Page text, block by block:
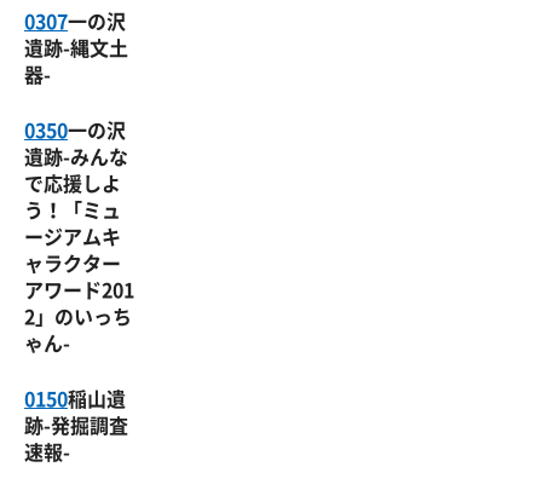
0307一の沢
遺跡-縄文土
器-
0350一の沢
遺跡-みんな
で応援しよ
う！「ミュ
ージアムキ
ャラクター
アワード201
2」のいっち
ゃん-
0150稲山遺
跡-発掘調査
速報-